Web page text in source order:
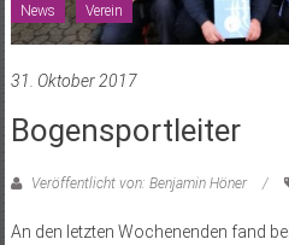
News Verein
31. Oktober 2017
Bogensportleiter
Veröffentlicht von: Benjamin Höner
An den letzten Wochenenden fand